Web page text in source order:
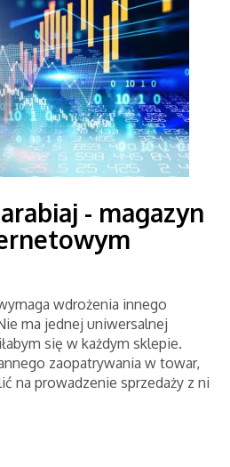
- magazyn
wdrożenia innego
ma jednej uniwersalnej
się w każdym sklepie.
zaopatrywania w towar,
na prowadzenie sprzedaży z ni